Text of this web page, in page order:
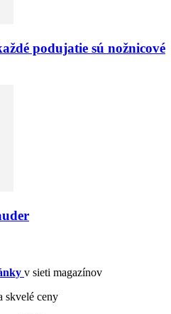
podujatie sú nožnicové
v sieti magazínov
skvelé ceny